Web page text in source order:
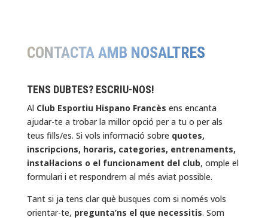
CONTACTA AMB NOSALTRES
TENS DUBTES? ESCRIU-NOS!
Al Club Esportiu Hispano Francès ens encanta
ajudar-te a trobar la millor opció per a tu o per als
teus fills/es. Si vols informació sobre quotes,
inscripcions, horaris, categories, entrenaments,
instal·lacions o el funcionament del club, omple el
formulari i et respondrem al més aviat possible.
Tant si ja tens clar què busques com si només vols
orientar-te, pregunta’ns el que necessitis. Som